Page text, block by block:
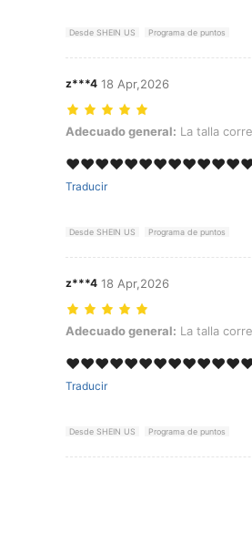
Desde SHEIN US Programa de puntos
z***4 18 Apr,2026
Adecuado general: La talla
Adecuado general: La talla
Traducir
Desde SHEIN US Programa de puntos
z***4 18 Apr,2026
Adecuado general: La talla
Adecuado general: La talla
Traducir
Desde SHEIN US Programa de puntos